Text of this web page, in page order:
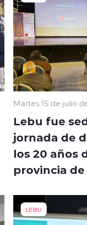
Martes 15 de julio
Lebu fue
jornada de
los 20 años
provincia
LEBU